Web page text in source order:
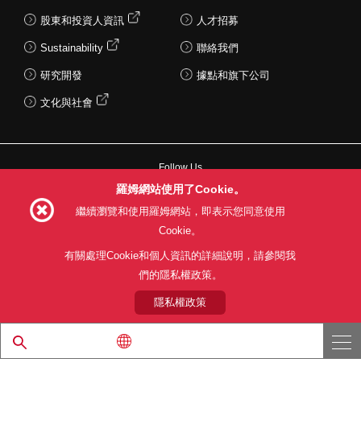
股東和投資人資訊
Sustainability
研究開發
文化與社會
人才招募
聯絡我們
據點和旗下公司
Follow Us
網站使用條款 利用目的 隱私權政策
網站地圖
關於本公司產品銷售之標準條款(PDF)
© 1997 - 2026 ROHM CO., LTD. ALL RIGHTS RESERVED.
羅姆網站使用了Cookie。
繼續瀏覽和使用羅姆網站，即表示您同意使用
Cookie。
有關處理Cookie和個人資訊的詳細說明，請參閱我
們的隱私權政策。
隱私權政策